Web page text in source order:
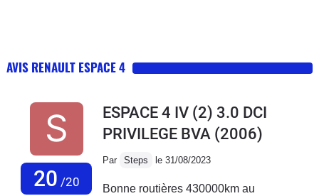
concurrence s'est faite de plus en plus féroce. La quatrième
malheureusement, de nombreux problèmes de fiabilité sont
venus ternir le tableau. Explications.
AVIS RENAULT ESPACE 4
20 /20
ESPACE 4 IV (2) 3.0 DCI
PRIVILEGE BVA (2006)
Par Steps le 31/08/2023
Bonne routières 430000km au